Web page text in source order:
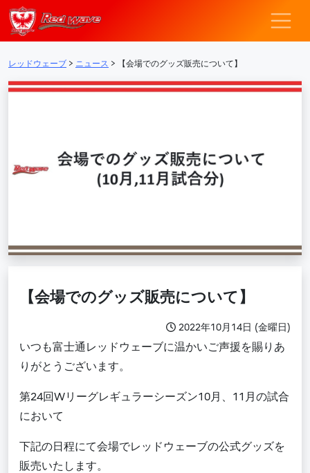
メインナビゲーション
レッドウェー
レッドウェーブ > ニュース > 【会場でのグッズ販売について】
【会場でのグッズ販売について】
2022年10月14日 (金曜日)
いつも富士通レッドウェーブに温かいご声援を賜りあ
りがとうございます。
第24回Wリーグレギュラーシーズン10月、11月の試合
において
下記の日程にて会場でレッドウェーブの公式グッズを
販売いたします。